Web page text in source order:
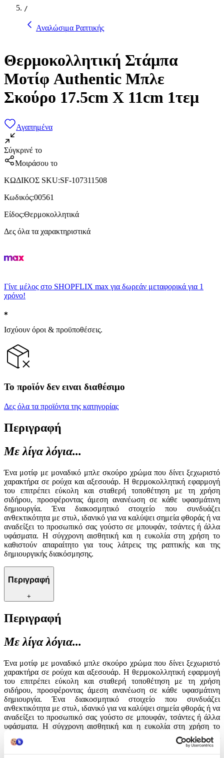
/
Αναλώσιμα Ραπτικής
Θερμοκολλητική Στάμπα
Μοτίφ Authentic Μπλε
Σκούρο 17.5cm X 11cm 1τεμ
Αγαπημένα
Σύγκρινέ το
Μοιράσου το
ΚΩΔΙΚΟΣ SKU:SF-107311508
Κωδικός:00561
Είδος:Θερμοκολλητικά
Δες όλα τα χαρακτηριστικά
Γίνε μέλος στο SHOPFLIX max για δωρεάν μεταφορικά για 1
χρόνο!
Ισχύουν όροι & προϋποθέσεις.
Το προϊόν δεν ειναι διαθέσιμο
Δες όλα τα προϊόντα της κατηγορίας
Περιγραφή
Με λίγα λόγια...
Ένα μοτίφ με μοναδικό μπλε σκούρο χρώμα που δίνει ξεχωριστό
χαρακτήρα σε ρούχα και αξεσουάρ. Η θερμοκολλητική εφαρμογή
του επιτρέπει εύκολη και σταθερή τοποθέτηση με τη χρήση
σιδήρου, προσφέροντας άμεση ανανέωση σε κάθε υφασμάτινη
δημιουργία. Ένα διακοσμητικό στοιχείο που συνδυάζει
ανθεκτικότητα με στυλ, ιδανικό για να καλύψει σημεία φθοράς ή να
αναδείξει το προσωπικό σας γούστο σε μπουφάν, τσάντες ή άλλα
υφάσματα. Η σύγχρονη αισθητική και η ευκολία στη χρήση το
καθιστούν απαραίτητο για τους λάτρεις της ραπτικής και της
δημιουργικής διακόσμησης.
Περιγραφή
+
Περιγραφή
Με λίγα λόγια...
Ένα μοτίφ με μοναδικό μπλε σκούρο χρώμα που δίνει ξεχωριστό
χαρακτήρα σε ρούχα και αξεσουάρ. Η θερμοκολλητική εφαρμογή
του επιτρέπει εύκολη και σταθερή τοποθέτηση με τη χρήση
σιδήρου, προσφέροντας άμεση ανανέωση σε κάθε υφασμάτινη
δημιουργία. Ένα διακοσμητικό στοιχείο που συνδυάζει
ανθεκτικότητα με στυλ, ιδανικό για να καλύψει σημεία φθοράς ή να
αναδείξει το προσωπικό σας γούστο σε μπουφάν, τσάντες ή άλλα
υφάσματα. Η σύγχρονη αισθητική και η ευκολία στη χρήση το
καθιστούν απαραίτητο για τους λάτρεις της ραπτικής και της
δημιουργικής διακόσμησης.